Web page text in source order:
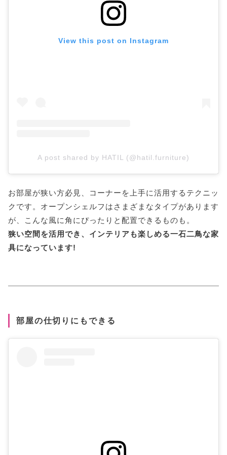
View this post on Instagram
A post shared by HATIL (@hatil.furniture)
お部屋が狭い方必見、コーナーを上手に活用するテクニッ
クです。オープンシェルフはさまざまなタイプがあります
が、こんな風に角にぴったりと配置できるものも。
狭い空間を活用でき、インテリアも楽しめる一石二鳥な家
具になっています!
部屋の仕切りにもできる